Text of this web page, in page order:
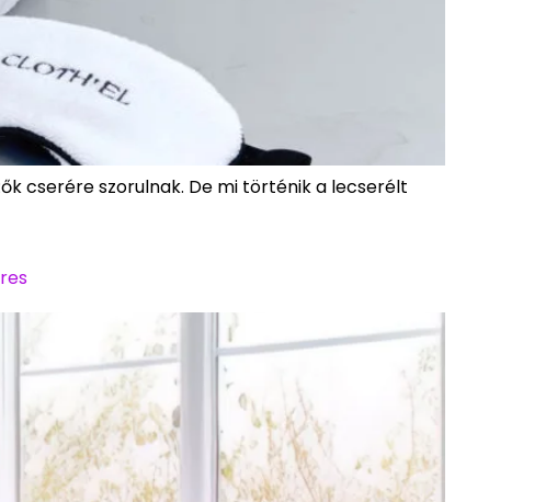
cserére szorulnak. De mi történik a lecserélt